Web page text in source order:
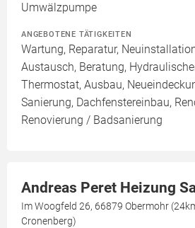
Umwälzpumpe
ANGEBOTENE TÄTIGKEITEN
Wartung, Reparatur,
Austausch, Beratung,
Thermostat, Ausbau,
Sanierung, Dachfenstereinbau,
Renovierung / Badsanierung
Andreas Peret Heizung
Im Woogfeld 26, 66879 Obermohr
Cronenberg)